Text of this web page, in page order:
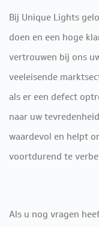
Bij Unique Lights
doen en een hoge
vertrouwen bij ons
veeleisende
als er een defect
naar uw
waardevol en helpt
voortdurend te
Als u nog vragen